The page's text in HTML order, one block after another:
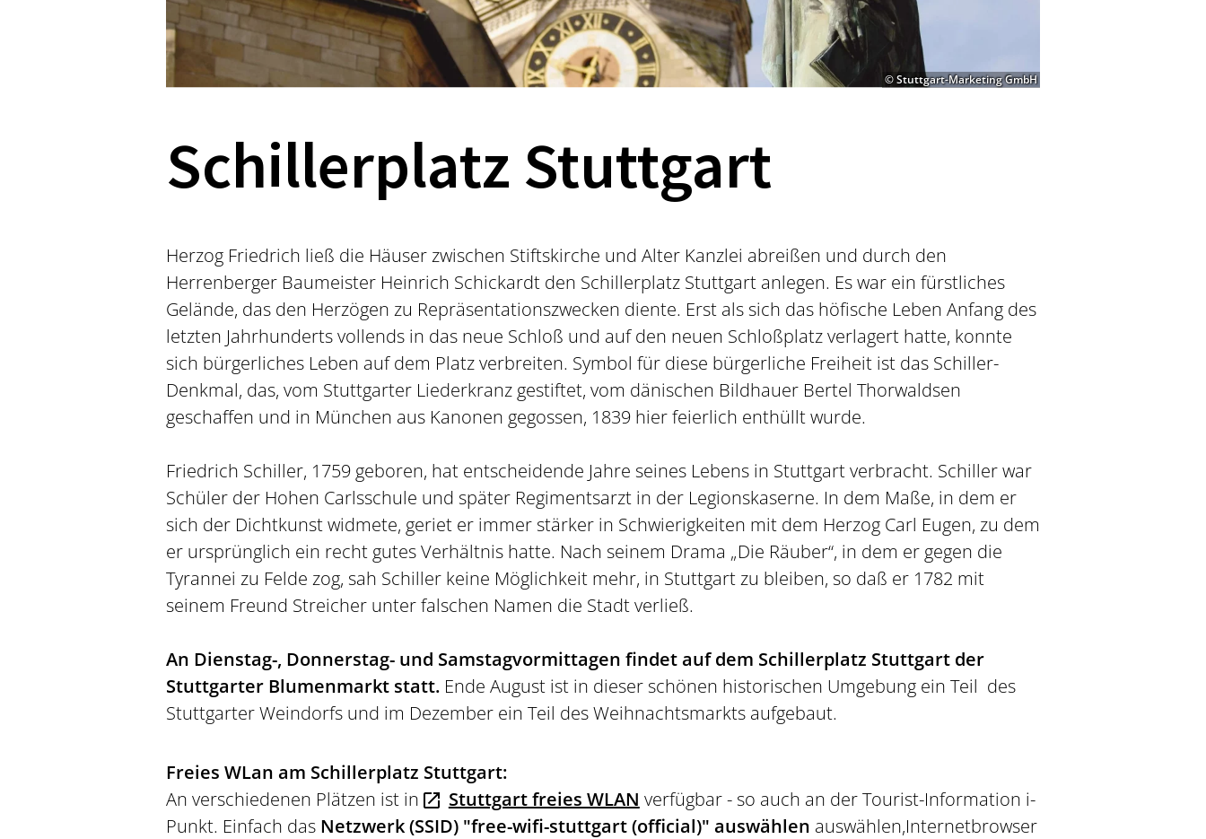
© Stuttgart-Marketing GmbH
Schillerplatz Stuttgart
Herzog Friedrich ließ die Häuser zwischen Stiftskirche und Alter Kanzlei abreißen und durch den
Herrenberger Baumeister Heinrich Schickardt den Schillerplatz Stuttgart anlegen. Es war ein fürstliches
Gelände, das den Herzögen zu Repräsentationszwecken diente. Erst als sich das höfische Leben Anfang des
letzten Jahrhunderts vollends in das neue Schloß und auf den neuen Schloßplatz verlagert hatte, konnte
sich bürgerliches Leben auf dem Platz verbreiten. Symbol für diese bürgerliche Freiheit ist das Schiller-
Denkmal, das, vom Stuttgarter Liederkranz gestiftet, vom dänischen Bildhauer Bertel Thorwaldsen
geschaffen und in München aus Kanonen gegossen, 1839 hier feierlich enthüllt wurde.
Friedrich Schiller, 1759 geboren, hat entscheidende Jahre seines Lebens in Stuttgart verbracht. Schiller war
Schüler der Hohen Carlsschule und später Regimentsarzt in der Legionskaserne. In dem Maße, in dem er
sich der Dichtkunst widmete, geriet er immer stärker in Schwierigkeiten mit dem Herzog Carl Eugen, zu dem
er ursprünglich ein recht gutes Verhältnis hatte. Nach seinem Drama „Die Räuber“, in dem er gegen die
Tyrannei zu Felde zog, sah Schiller keine Möglichkeit mehr, in Stuttgart zu bleiben, so daß er 1782 mit
seinem Freund Streicher unter falschen Namen die Stadt verließ.
An Dienstag-, Donnerstag- und Samstagvormittagen findet auf dem Schillerplatz Stuttgart der
Stuttgarter Blumenmarkt statt. Ende August ist in dieser schönen historischen Umgebung ein Teil des
Stuttgarter Weindorfs und im Dezember ein Teil des Weihnachtsmarkts aufgebaut.
Freies WLan am Schillerplatz Stuttgart:
An verschiedenen Plätzen ist in
Stuttgart freies WLAN verfügbar - so auch an der Tourist-Information i-
Punkt. Einfach das Netzwerk (SSID) "free-wifi-stuttgart (official)" auswählen auswählen,Internetbrowser